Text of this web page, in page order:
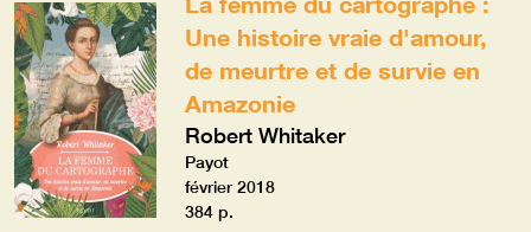
Une histoire vraie d'amour,
de meurtre et de survie en
Amazonie
Robert Whitaker
Payot
février 2018
384 p.